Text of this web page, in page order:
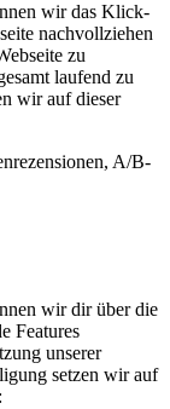
wir das Klick-
nachvollziehen
zu
laufend zu
wir auf dieser
A/B-
wir dir über die
Features
unserer
setzen wir auf